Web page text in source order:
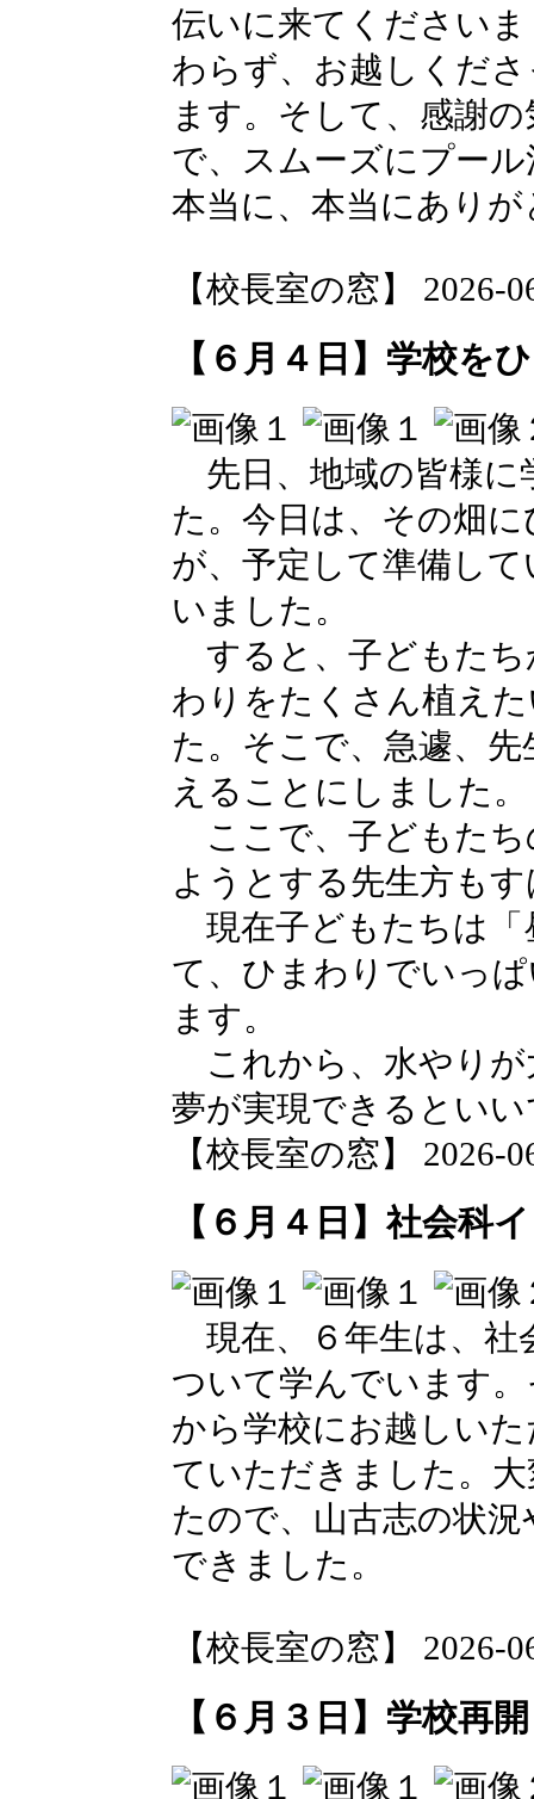
伝いに来てください
わらず、お越しくだ
ます。そして、感謝
で、スムーズにプー
本当に、本当にあり
【校長室の窓】 2026-
【６月４日】学校を
先日、地域の皆様に
た。今日は、その畑
が、予定して準備し
いました。
すると、子どもたち
わりをたくさん植え
た。そこで、急遽、
えることにしました。
ここで、子どもたち
ようとする先生方も
現在子どもたちは「
て、ひまわりでいっ
ます。
これから、水やりが
夢が実現できるとい
【校長室の窓】 2026-
【６月４日】社会科
現在、６年生は、社
ついて学んでいます
から学校にお越しい
ていただきました。
たので、山古志の状
できました。
【校長室の窓】 2026-
【６月３日】学校再